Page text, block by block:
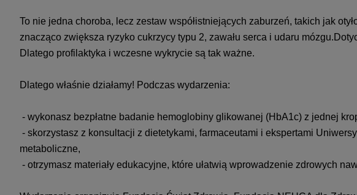
To nie jedna choroba, lecz zestaw współistniejących zaburzeń, takich jak
znacząco zwiększa ryzyko cukrzycy typu 2, zawału serca i udaru
Dlatego profilaktyka i wczesne wykrycie są tak ważne.
Dlatego właśnie działamy! Podczas wydarzenia:
- wykonasz bezpłatne badanie hemoglobiny glikowanej (HbA1c) z jednej
- skorzystasz z konsultacji z dietetykami, farmaceutami i ekspertami
metaboliczne,
- otrzymasz materiały edukacyjne, które ułatwią wprowadzenie zdrowych